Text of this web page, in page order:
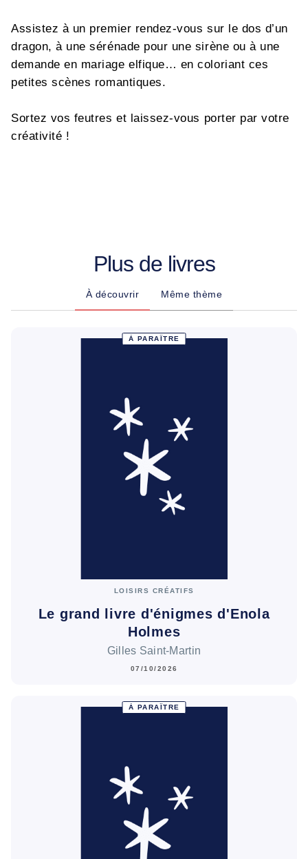
Assistez à un premier rendez-vous sur le dos d’un
dragon, à une sérénade pour une sirène ou à une
demande en mariage elfique… en coloriant ces
petites scènes romantiques.
Sortez vos feutres et laissez-vous porter par votre
créativité !
Plus de livres
À découvrir Même thème
À PARAÎTRE
LOISIRS CRÉATIFS
Le grand livre d'énigmes d'Enola
Holmes
Gilles Saint-Martin
07/10/2026
À PARAÎTRE